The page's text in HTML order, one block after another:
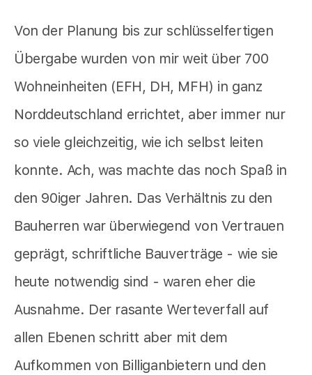
Von der Planung bis zur schlüsselfertigen
Übergabe wurden von mir weit über 700
Wohneinheiten (EFH, DH, MFH) in ganz
Norddeutschland errichtet, aber immer nur
so viele gleichzeitig, wie ich selbst leiten
konnte. Ach, was machte das noch Spaß in
den 90iger Jahren. Das Verhältnis zu den
Bauherren war überwiegend von Vertrauen
geprägt, schriftliche Bauverträge - wie sie
heute notwendig sind - waren eher die
Ausnahme. Der rasante Werteverfall auf
allen Ebenen schritt aber mit dem
Aufkommen von Billiganbietern und den